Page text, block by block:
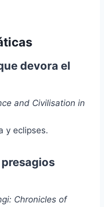
devora el
and Civilisation in
y eclipses.
Chronicles of